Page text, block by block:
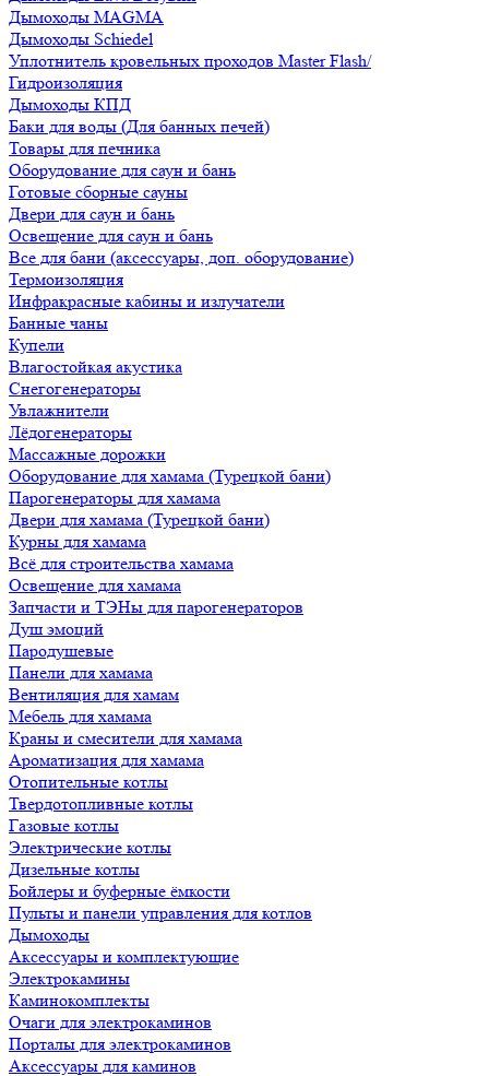
Дымоходы MAGMA
Дымоходы Schiedel
Уплотнитель кровельных проходов Master Flash/
Гидроизоляция
Дымоходы КПД
Баки для воды (Для банных печей)
Товары для печника
Оборудование для саун и бань
Готовые сборные сауны
Двери для саун и бань
Освещение для саун и бань
Все для бани (аксессуары, доп. оборудование)
Термоизоляция
Инфракрасные кабины и излучатели
Банные чаны
Купели
Влагостойкая акустика
Снегогенераторы
Увлажнители
Лёдогенераторы
Массажные дорожки
Оборудование для хамама (Турецкой бани)
Парогенераторы для хамама
Двери для хамама (Турецкой бани)
Курны для хамама
Всё для строительства хамама
Освещение для хамама
Запчасти и ТЭНы для парогенераторов
Душ эмоций
Пародушевые
Панели для хамама
Вентиляция для хамам
Мебель для хамама
Краны и смесители для хамама
Ароматизация для хамама
Отопительные котлы
Твердотопливные котлы
Газовые котлы
Электрические котлы
Дизельные котлы
Бойлеры и буферные ёмкости
Пульты и панели управления для котлов
Дымоходы
Аксессуары и комплектующие
Электрокамины
Каминокомплекты
Очаги для электрокаминов
Порталы для электрокаминов
Аксессуары для каминов